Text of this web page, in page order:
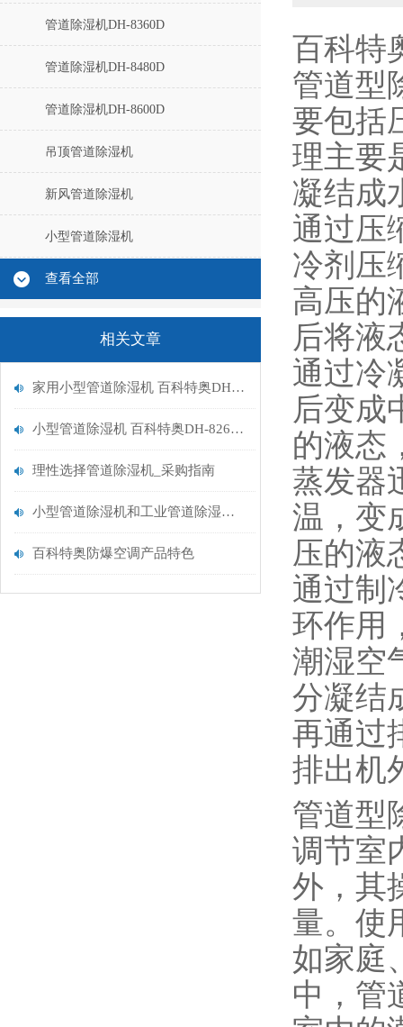
管道除湿机DH-8360D
管道除湿机DH-8480D
管道除湿机DH-8600D
吊顶管道除湿机
新风管道除湿机
小型管道除湿机
查看全部
相关文章
家用小型管道除湿机 百科特奥DH-838D 除湿量38升/天
小型管道除湿机 百科特奥DH-826D 除湿量26升/天
理性选择管道除湿机_采购指南
小型管道除湿机和工业管道除湿机的区别特点及应用
百科特奥防爆空调产品特色
百科特
管道型
要包括
理主要
凝结成
通过压
冷剂压
高压的
后将液
通过冷
后变成
的液态
蒸发器
温，变
压的液
通过制
环作用
潮湿空
分凝结
再通过
排出机
管道型
调节室
外，其
量。使
如家庭
中，管